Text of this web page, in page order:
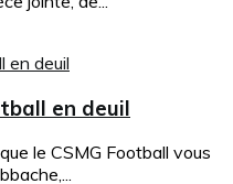
en deuil
le CSMG Football vous